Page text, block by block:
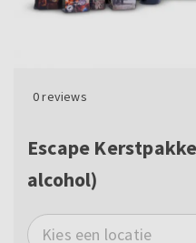
0reviews
Escape
alcohol)
Kies een locatie